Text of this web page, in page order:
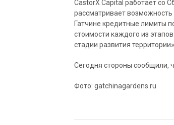
CastorX Capital работает со
рассматривает
Гатчине кредитные лимиты
стоимости каждого из
стадии развития
Сегодня стороны сообщили,
Фото: gatchinagardens.ru